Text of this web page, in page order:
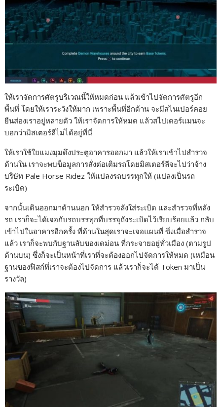
ให้เราจัดการศัตรูบริเวณนี้ให้หมดก่อน แล้วเข้าไปจัดการศัตรูอีก
พื้นที่ โดยให้เราระวังให้มาก เพราะพื้นที่อีกด้าน จะมีสไนเปอร์คอย
ยืนส่องเราอยู่หลายตัว ให้เราจัดการให้หมด แล้วสไปเดอร์แมนจะ
บอกว่ามิสเตอร์ลีไม่ได้อยู่ที่นี่
ให้เราใช้ใยแมงมุมดึงประตูอาคารออกมา แล้วให้เราเข้าไปสำรวจ
ด้านใน เราจะพบข็อมูลการสั่งต่อเติมรถโดยมิสเตอร์ลีจะไปว่าจ้าง
บริษัท Pale Horse Ridez ให้แปลงรถบรรทุกให้ (แปลงเป็นรถ
ระเบิด)
จากนั้นเดินออกมาด้านนอก ให้สำรวจลังใส่ระเบิด และสำรวจที่หลัง
รถ เราก็จะได้เจอกับรถบรรทุกที่บรรจุถังระเบิดไว้เรียบร้อยแล้ว กลับ
เข้าไปในอาคารอีกครั้ง ที่ด้านในสุดเราจะเจอแผนที่ ซึ่งเมื่อสำรวจ
แล้ว เราก็จะพบกับฐานลับของเดม่อน ที่กระจายอยู่ทั่วเมือง (ตามรูป
ด้านบน) ซึ่งก็จะเป็นหน้าที่เราที่จะต้องออกไปจัดการให้หมด (เหมือน
ฐานของฟิสก์ที่เราจะต้องไปจัดการ แล้วเราก็จะได้ Token มาเป็น
รางวัล)